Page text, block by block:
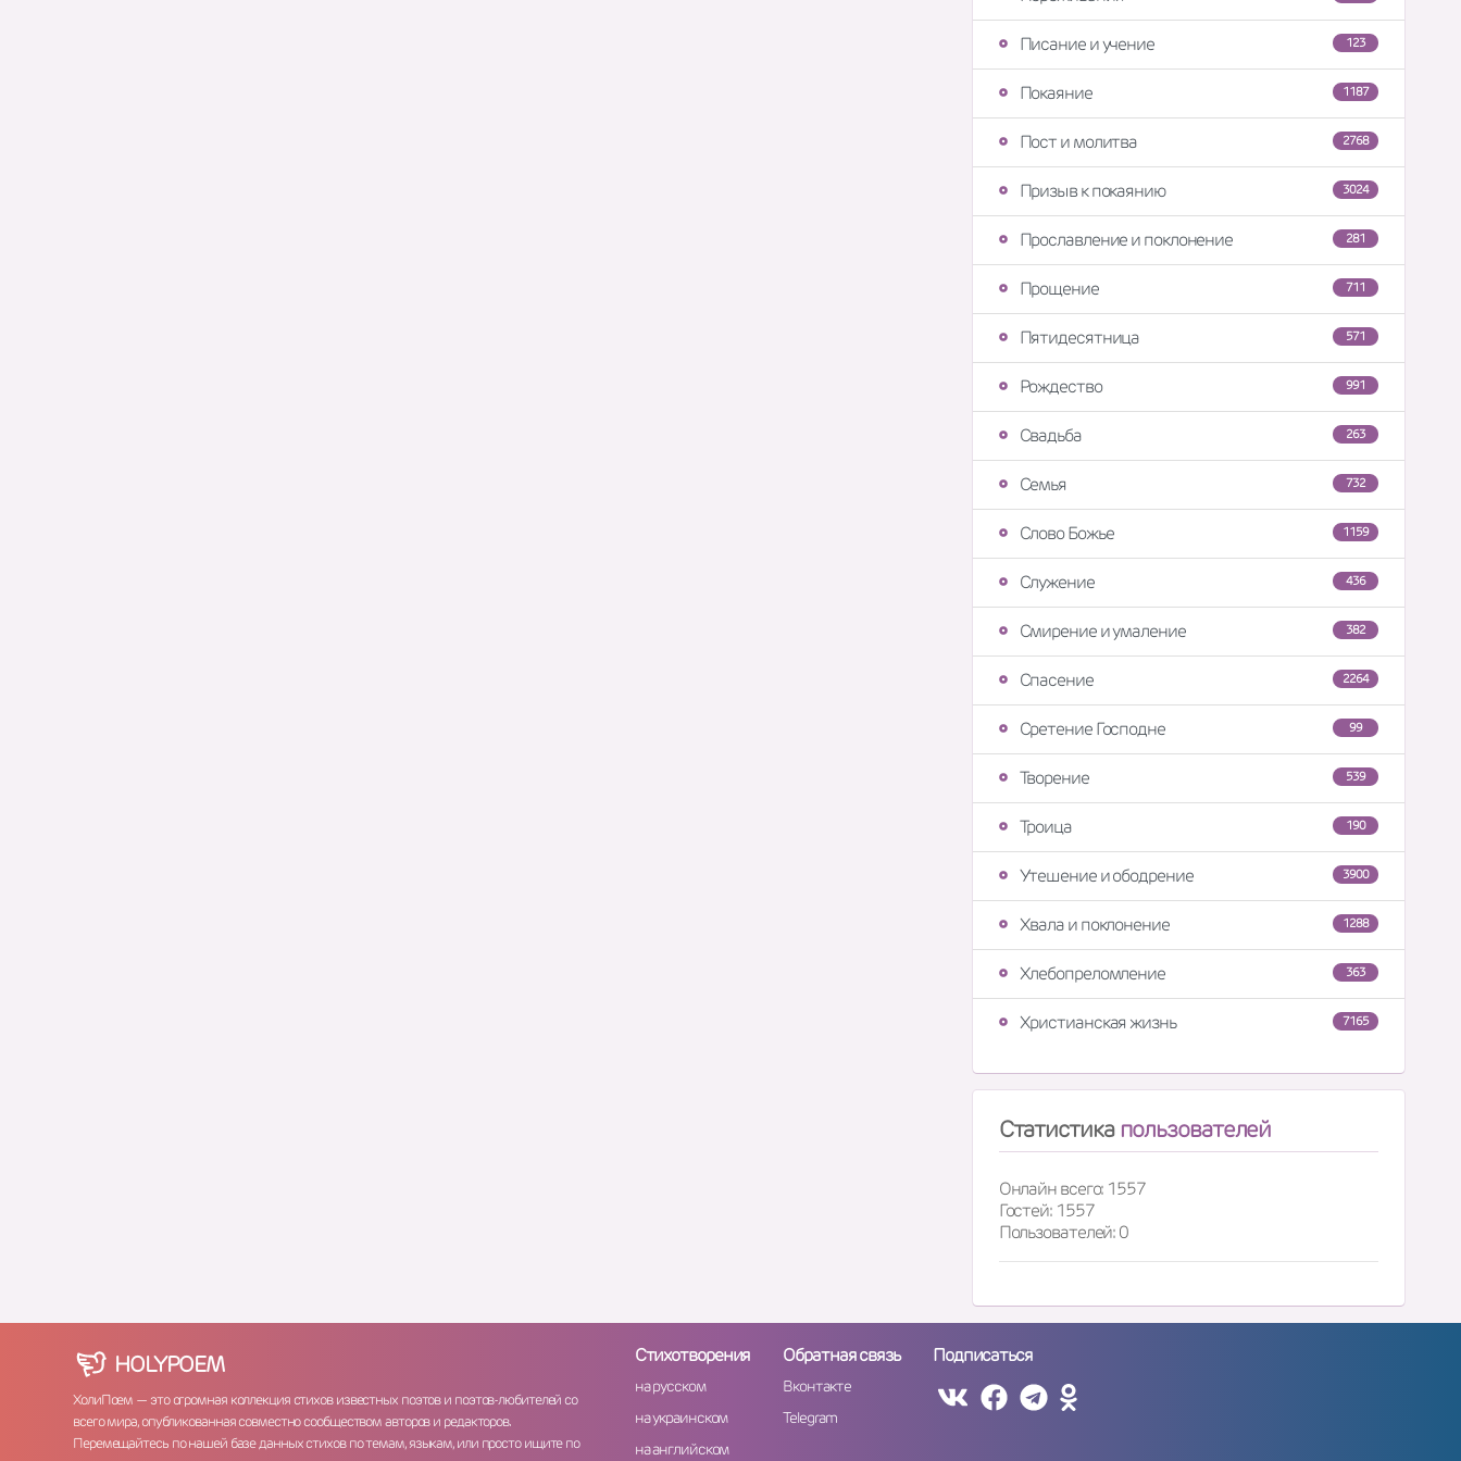
123
Писание и учение
1187
Покаяние
2768
Пост и молитва
3024
Призыв к покаянию
281
Прославление и поклонение
711
Прощение
571
Пятидесятница
991
Рождество
263
Свадьба
732
Семья
1159
Слово Божье
436
Служение
382
Смирение и умаление
2264
Спасение
99
Сретение Господне
539
Творение
190
Троица
3900
Утешение и ободрение
1288
Хвала и поклонение
363
Хлебопреломление
7165
Христианская жизнь
Статистика пользователей
Онлайн всего: 1557
Гостей: 1557
Пользователей: 0
HOLYPOEM
ХолиПоем — это огромная коллекция стихов известных поэтов и поэтов-любителей со
всего мира, опубликованная совместно сообществом авторов и редакторов.
Перемещайтесь по нашей базе данных стихов по темам, языкам, или просто ищите по
Стихотворения
на русском
на украинском
на английском
Обратная связь
Вконтакте
Telegram
Подписаться